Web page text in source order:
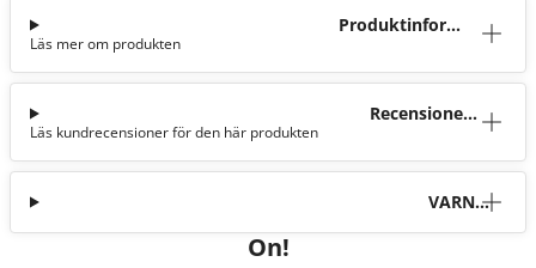
Produktinforma
Läs mer om produkten
Recensioner
Läs kundrecensioner för den här produkten
VARNI
On!